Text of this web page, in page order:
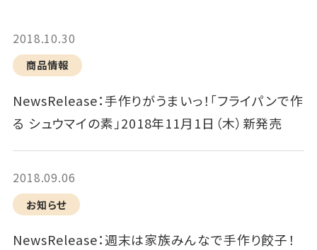
2018.10.30
商品情報
NewsRelease：手作りがうまいっ！「フライパンで作
る シュウマイの素」2018年11月1日（木）新発売
2018.09.06
お知らせ
NewsRelease：週末は家族みんなで手作り餃子！